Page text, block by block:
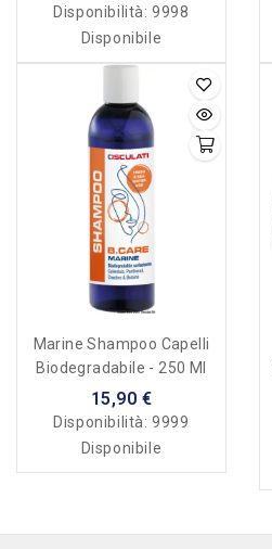
Disponibilità:9998
Disponibile
Marine Shampoo Capelli
Biodegradabile - 250 Ml
15,90 €
Disponibilità:9999
Disponibile